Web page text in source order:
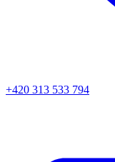
+420 313 533 794